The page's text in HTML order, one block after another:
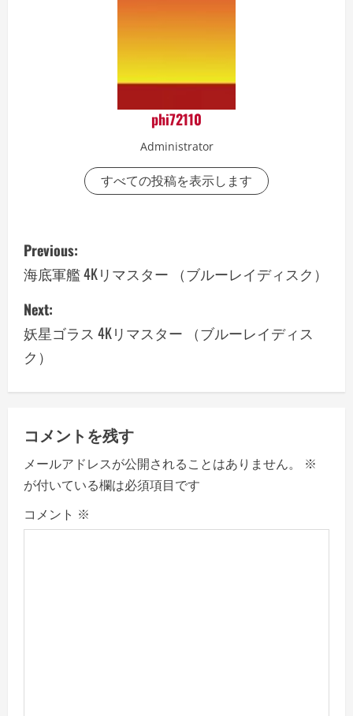
phi72110
Administrator
すべての投稿を表示します
P
o
s
t
n
v
i
g
a
Previous:
海底軍艦 4Kリマスター （ブルーレイディスク）
Next:
妖星ゴラス 4Kリマスター （ブルーレイディス
ク）
コメントを残す
メールアドレスが公開されることはありません。
※
が付いている欄は必須項目です
コメント ※